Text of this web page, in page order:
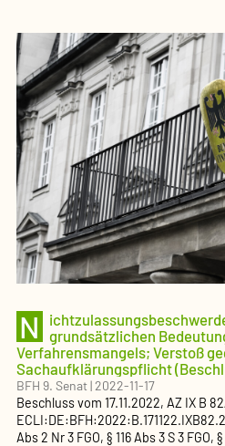
N
grundsätzlichen
Verfahrensmangels; Verstoß
Sachaufklärungspflicht
BFH 9. Senat|2022-11-17
Beschlussvom 17.11.2022, AZ IX B
Abs 2 Nr 3 FGO, § 116 Abs 3 S 3 FGO, §